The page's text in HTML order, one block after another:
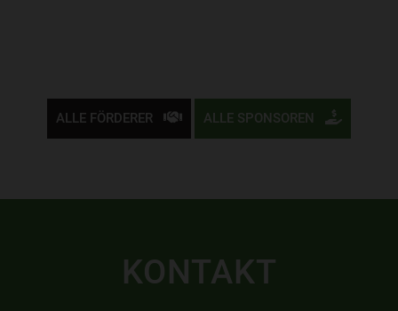
ALLE FÖRDERER ALLE SPONSOREN
KONTAKT